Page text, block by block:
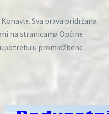
Sva prava pridržana
na stranicama Općine
u promidžbene